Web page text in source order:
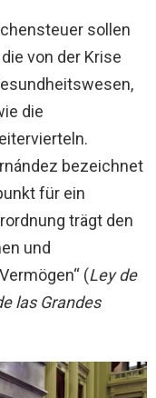
sollen
von der Krise
die
bezeichnet
für ein
trägt den
und
(Ley de
las Grandes